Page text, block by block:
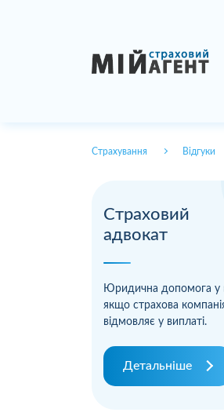
Страхування Відгуки
Страховий
адвокат
Юридична допомога у
якщо страхова
відмовляє у виплаті.
Детальніше